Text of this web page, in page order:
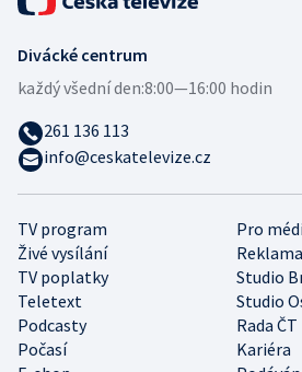
TV program
Pro
Živé vysílání
Reklama
TV poplatky
Studio
Teletext
Studio
Podcasty
Rada ČT
Počasí
Kariéra
Divácké centrum
každý všední den:8:00—16:00 hodin
261 136 113
info@ceskatelevize.cz